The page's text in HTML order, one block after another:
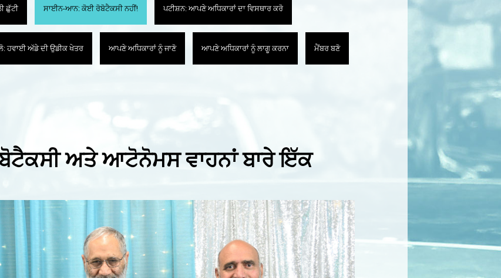
ਛੁੱਟੀ ਸਾਈਨ-ਆਨ: ਕੋਈ ਰੋਬੋਟੈਕਸੀ ਨਹੀਂ! ਪਟੀਸ਼ਨ: ਆਪਣੇ ਅਧਿਕਾਰਾਂ ਦਾ ਵਿਸਥਾਰ ਕਰੋ
ਹਵਾਈ ਅੱਡੇ ਦੀ ਉਡੀਕ ਖੇਤਰ ਆਪਣੇ ਅਧਿਕਾਰਾਂ ਨੂੰ ਜਾਣੋ ਆਪਣੇ ਅਧਿਕਾਰਾਂ ਨੂੰ ਲਾਗੂ ਕਰਨਾ ਮੈਂਬਰ ਬਣੋ
ਅਤੇ ਆਟੋਨੋਮਸ ਵਾਹਨਾਂ ਬਾਰੇ ਇੱਕ